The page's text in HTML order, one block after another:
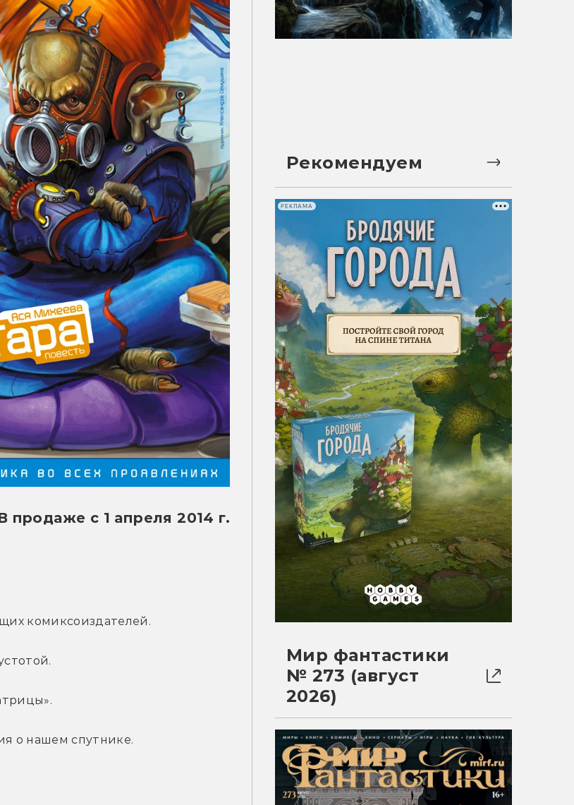
продаже с 1 апреля 2014 г.
комиксоиздателей.
о нашем спутнике.
Рекомендуем
РЕКЛАМА
Мир фантастики
№ 273 (август
2026)